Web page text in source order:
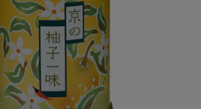
たれ・ドレッシング
おだし
お菓子
国産・鷹の爪